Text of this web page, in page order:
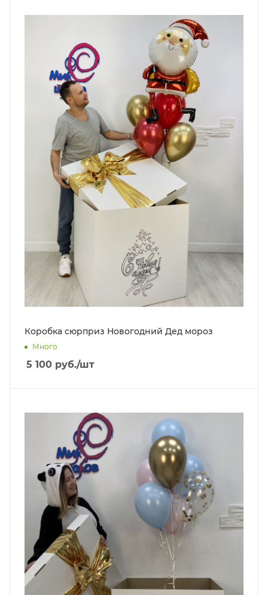
Коробка сюрприз Новогодний Дед мороз
Много
5 100 руб./шт